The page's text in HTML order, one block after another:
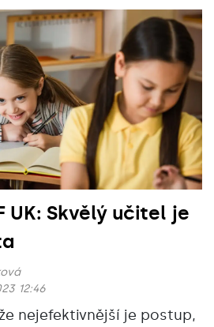
UK: Skvělý učitel je
12:46
nejefektivnější je postup,